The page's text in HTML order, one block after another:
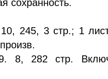
сохранность.
245, 3 стр.; 1
8, 282 стр.